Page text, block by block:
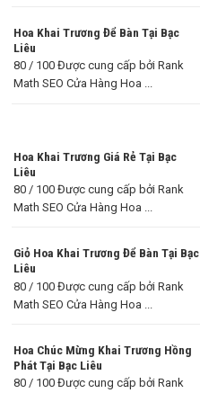
Hoa Khai Trương Để Bàn Tại Bạc
Liêu
80 / 100 Được cung cấp bởi Rank
Math SEO Cửa Hàng Hoa ...
Hoa Khai Trương Giá Rẻ Tại Bạc
Liêu
80 / 100 Được cung cấp bởi Rank
Math SEO Cửa Hàng Hoa ...
Giỏ Hoa Khai Trương Để Bàn Tại Bạc
Liêu
80 / 100 Được cung cấp bởi Rank
Math SEO Cửa Hàng Hoa ...
Hoa Chúc Mừng Khai Trương Hồng
Phát Tại Bạc Liêu
80 / 100 Được cung cấp bởi Rank